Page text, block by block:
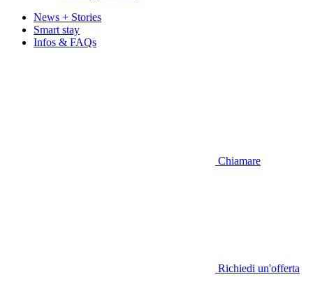
News + Stories
Smart stay
Infos & FAQs
Chiamare
Richiedi un'offerta